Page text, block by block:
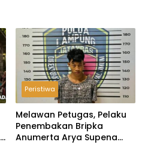
Peristiwa
Melawan Petugas, Pelaku
Penembakan Bripka
Anumerta Arya Supena